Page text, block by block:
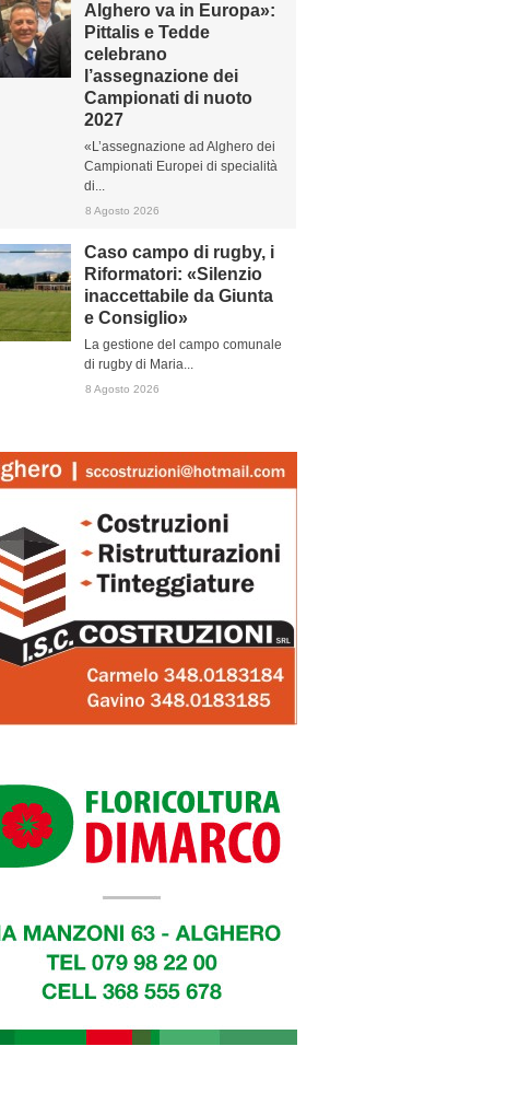
Alghero va in Europa»:
Pittalis e Tedde
celebrano
l’assegnazione dei
Campionati di nuoto
2027
«L’assegnazione ad Alghero dei
Campionati Europei di specialità
di...
8 Agosto 2026
Caso campo di rugby, i
Riformatori: «Silenzio
inaccettabile da Giunta
e Consiglio»
La gestione del campo comunale
di rugby di Maria...
8 Agosto 2026